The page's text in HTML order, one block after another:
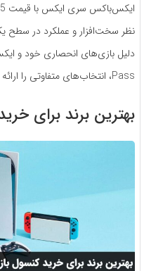
Pass، انتخاب‌های متفاوتی را ارائه می‌دهند.
بهترین برند برای